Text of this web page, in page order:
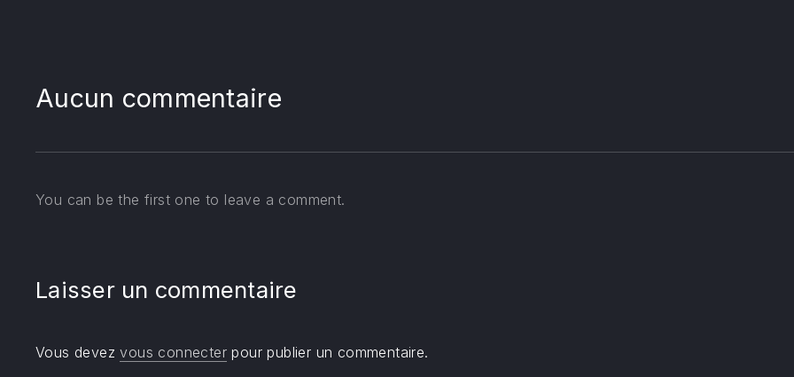
Aucun commentaire
You can be the first one to leave a comment.
Laisser un commentaire
Vous devezvous connecter pour publier un commentaire.